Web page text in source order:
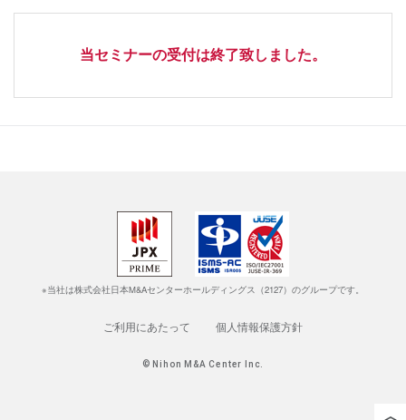
当セミナーの受付は終了致しました。
※当社は株式会社日本M&Aセンターホールディングス（2127）のグループです。
ご利用にあたって 個人情報保護方針
© Nihon M&A Center Inc.